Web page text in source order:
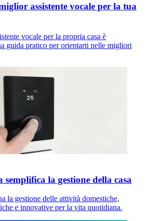
assistente vocale per la tua
vocale per la propria casa è
guida pratico per orientarti nelle migliori
semplifica la gestione della casa
la gestione delle attività domestiche,
e innovative per la vita quotidiana.